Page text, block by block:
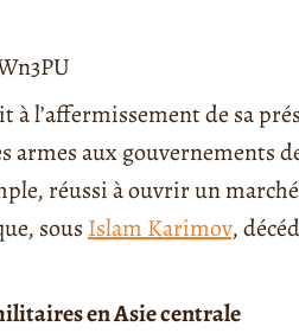
à l’affermissement de sa
aux gouvernements
réussi à ouvrir un
sous Islam Karimov,
en Asie centrale